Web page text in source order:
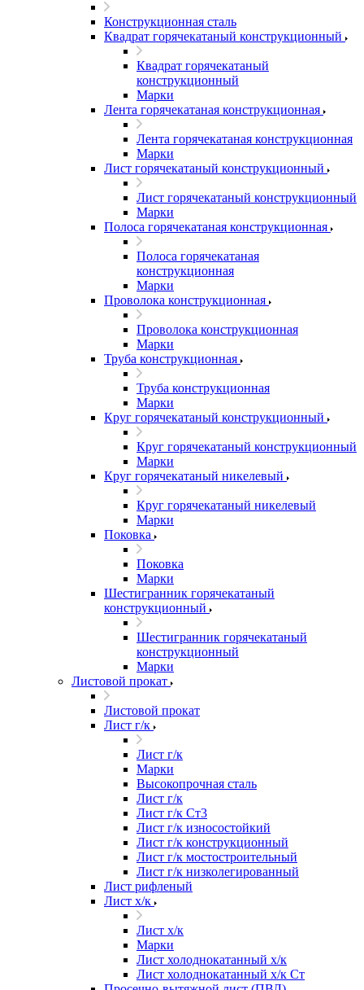
Конструкционная сталь
Квадрат горячекатаный конструкционный
Квадрат горячекатаный
конструкционный
Марки
Лента горячекатаная конструкционная
Лента горячекатаная конструкционная
Марки
Лист горячекатаный конструкционный
Лист горячекатаный конструкционный
Марки
Полоса горячекатаная конструкционная
Полоса горячекатаная
конструкционная
Марки
Проволока конструкционная
Проволока конструкционная
Марки
Труба конструкционная
Труба конструкционная
Марки
Круг горячекатаный конструкционный
Круг горячекатаный конструкционный
Марки
Круг горячекатаный никелевый
Круг горячекатаный никелевый
Марки
Поковка
Поковка
Марки
Шестигранник горячекатаный
конструкционный
Шестигранник горячекатаный
конструкционный
Марки
Листовой прокат
Листовой прокат
Лист г/к
Лист г/к
Марки
Высокопрочная сталь
Лист г/к
Лист г/к Ст3
Лист г/к износостойкий
Лист г/к конструкционный
Лист г/к мостостроительный
Лист г/к низколегированный
Лист рифленый
Лист х/к
Лист х/к
Марки
Лист холоднокатанный х/к
Лист холоднокатанный х/к Ст